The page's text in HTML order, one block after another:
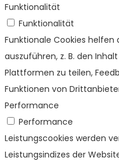
Funktionalität
Funktionalität
Funktionale Cookies
auszuführen, z. B. den
Plattformen zu teilen,
Funktionen von
Performance
Performance
Leistungscookies werden
Leistungsindizes der